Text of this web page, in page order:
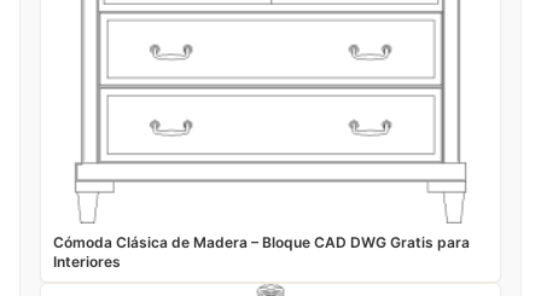
Cómoda Clásica de Madera – Bloque CAD DWG Gratis para
Interiores